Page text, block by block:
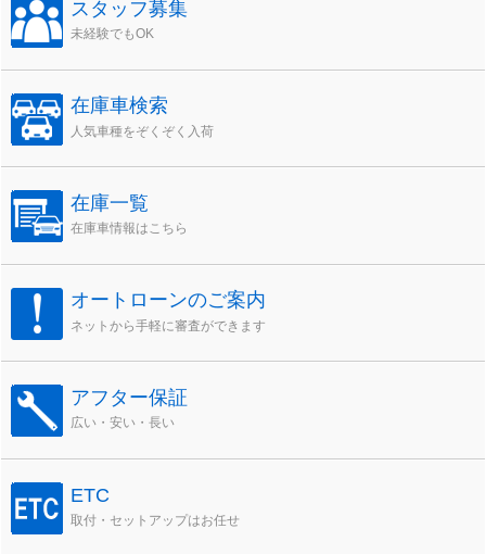
スタッフ募集
未経験でもOK
在庫車検索
人気車種をぞくぞく入荷
在庫一覧
在庫車情報はこちら
オートローンのご案内
ネットから手軽に審査ができます
アフター保証
広い・安い・長い
ETC
取付・セットアップはお任せ